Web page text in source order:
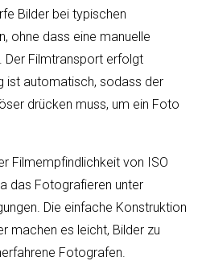
Bilder bei typischen
ohne dass eine manuelle
Der Filmtransport erfolgt
ist automatisch, sodass der
drücken muss, um ein Foto
Filmempfindlichkeit von ISO
das Fotografieren unter
Die einfache Konstruktion
machen es leicht, Bilder zu
Fotografen.